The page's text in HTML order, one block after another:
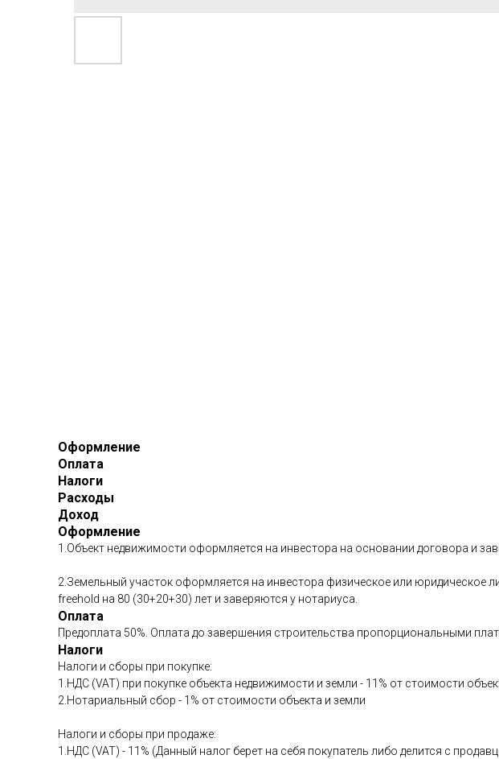
Оформление
Оплата
Налоги
Расходы
Доход
Оформление
1.Объект недвижимости оформляется на инвестора на основании договора и
2.Земельный участок оформляется на инвестора физическое или юридическое
freehold на 80 (30+20+30) лет и заверяются у нотариуса.
Оплата
Предоплата 50%. Оплата до завершения строительства пропорциональными
Налоги
Налоги и сборы при покупке:
1.НДС (VAT) при покупке объекта недвижимости и земли - 11% от стоимости
2.Нотариальный сбор - 1% от стоимости объекта и земли
Налоги и сборы при продаже:
1.НДС (VAT) - 11% (Данный налог берет на себя покупатель либо делится с